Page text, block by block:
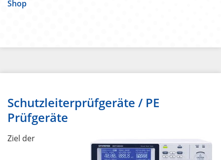
Shop
Schutzleiterprüfgeräte / PE
Prüfgeräte
Ziel der